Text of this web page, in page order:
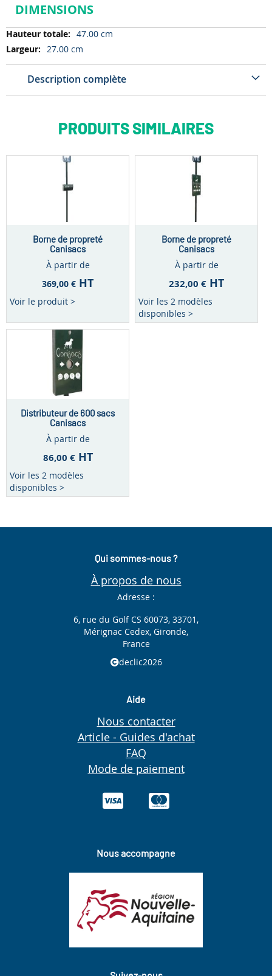
DIMENSIONS
Dimensions
47.00 cm
27.00 cm
Description complète
PRODUITS SIMILAIRES
Borne de propreté
Canisacs
À partir de
369,00 € HT
Voir le produit >
Borne de propreté
Canisacs
À partir de
232,00 € HT
Voir les 2 modèles
disponibles >
Distributeur de 600 sacs
Canisacs
À partir de
86,00 € HT
Voir les 2 modèles
disponibles >
Qui sommes-nous ?
À propos de nous
Adresse :
6, rue du Golf CS 60073, 33701,
Mérignac Cedex, Gironde,
France
declic2026
Aide
Nous contacter
Article - Guides d'achat
FAQ
Mode de paiement
Nous accompagne